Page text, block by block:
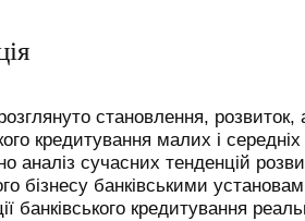
становлення,
кредитування малих і
аналіз сучасних тенденцій
бізнесу банківськими
банківського кредитування